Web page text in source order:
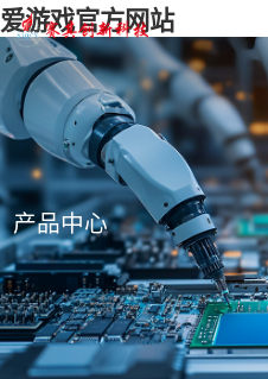
爱游戏官方网站
产品中心